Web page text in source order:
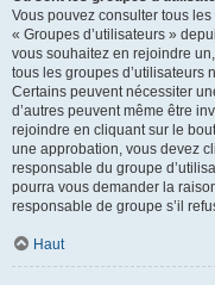
Vous pouvez consulter tous
« Groupes d’utilisateurs »
vous souhaitez en rejoindre
tous les groupes d’utilisateurs
Certains peuvent nécessiter
d’autres peuvent même être
rejoindre en cliquant sur le
une approbation, vous devez
responsable du groupe
pourra vous demander la
responsable de groupe s’il
Haut